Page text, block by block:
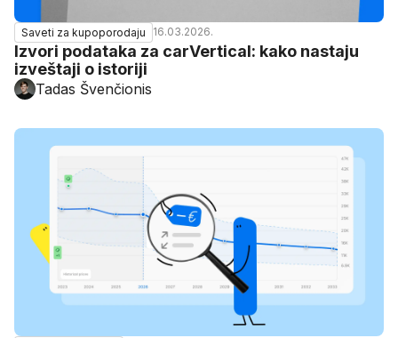
Saveti za kupoporodaju 16.03.2026.
Izvori podataka za carVertical: kako nastaju
izveštaji o istoriji
Tadas Švenčionis